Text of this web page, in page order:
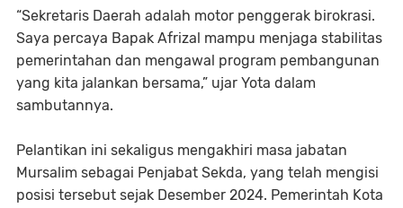
“Sekretaris Daerah adalah motor penggerak birokrasi.
Saya percaya Bapak Afrizal mampu menjaga stabilitas
pemerintahan dan mengawal program pembangunan
yang kita jalankan bersama,” ujar Yota dalam
sambutannya.
Pelantikan ini sekaligus mengakhiri masa jabatan
Mursalim sebagai Penjabat Sekda, yang telah mengisi
posisi tersebut sejak Desember 2024. Pemerintah Kota